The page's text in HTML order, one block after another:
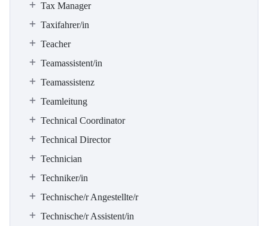
Tax Manager
Taxifahrer/in
Teacher
Teamassistent/in
Teamassistenz
Teamleitung
Technical Coordinator
Technical Director
Technician
Techniker/in
Technische/r Angestellte/r
Technische/r Assistent/in